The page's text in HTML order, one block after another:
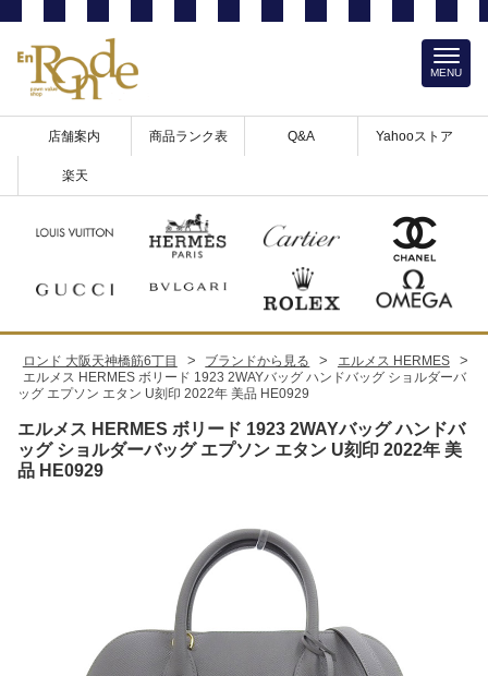
店舗案内 商品ランク表 Q&A Yahooストア
楽天
MENU
ロンド 大阪天神橋筋6丁目 > ブランドから見る > エルメス HERMES >
エルメス HERMES ボリード 1923 2WAYバッグ ハンドバッグ ショルダーバ
ッグ エプソン エタン U刻印 2022年 美品 HE0929
エルメス HERMES ボリード 1923 2WAYバッグ ハンドバ
ッグ ショルダーバッグ エプソン エタン U刻印 2022年 美
品 HE0929